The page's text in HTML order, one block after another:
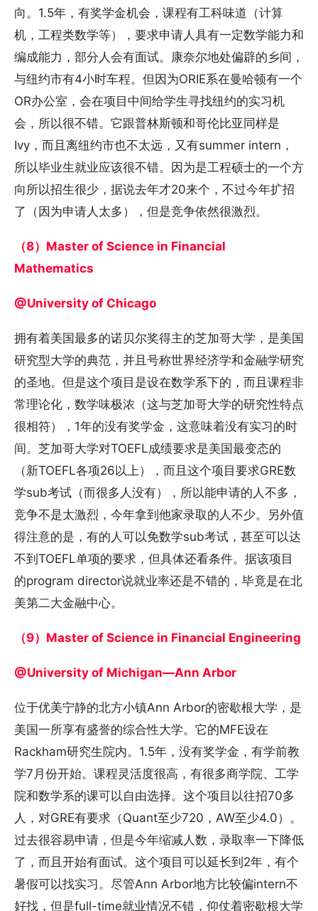
向。1.5年，有奖学金机会，课程有工科味道（计算
机，工程类数学等），要求申请人具有一定数学能力和
编成能力，部分人会有面试。康奈尔地处偏辟的乡间，
与纽约市有4小时车程。但因为ORIE系在曼哈顿有一个
OR办公室，会在项目中间给学生寻找纽约的实习机
会，所以很不错。它跟普林斯顿和哥伦比亚同样是
Ivy，而且离纽约市也不太远，又有summer intern，
所以毕业生就业应该很不错。因为是工程硕士的一个方
向所以招生很少，据说去年才20来个，不过今年扩招
了（因为申请人太多），但是竞争依然很激烈。
（8）Master of Science in Financial
Mathematics
@University of Chicago
拥有着美国最多的诺贝尔奖得主的芝加哥大学，是美国
研究型大学的典范，并且号称世界经济学和金融学研究
的圣地。但是这个项目是设在数学系下的，而且课程非
常理论化，数学味极浓（这与芝加哥大学的研究性特点
很相符），1年的没有奖学金，这意味着没有实习的时
间。芝加哥大学对TOEFL成绩要求是美国最变态的
（新TOEFL各项26以上），而且这个项目要求GRE数
学sub考试（而很多人没有），所以能申请的人不多，
竞争不是太激烈，今年拿到他家录取的人不少。另外值
得注意的是，有的人可以免数学sub考试，甚至可以达
不到TOEFL单项的要求，但具体还看条件。据该项目
的program director说就业率还是不错的，毕竟是在北
美第二大金融中心。
（9）Master of Science in Financial Engineering
@University of Michigan—Ann Arbor
位于优美宁静的北方小镇Ann Arbor的密歇根大学，是
美国一所享有盛誉的综合性大学。它的MFE设在
Rackham研究生院内。1.5年，没有奖学金，有学前教
学7月份开始。课程灵活度很高，有很多商学院、工学
院和数学系的课可以自由选择。这个项目以往招70多
人，对GRE有要求（Quant至少720，AW至少4.0）。
过去很容易申请，但是今年缩减人数，录取率一下降低
了，而且开始有面试。这个项目可以延长到2年，有个
暑假可以找实习。尽管Ann Arbor地方比较偏intern不
好找，但是full-time就业情况不错，仰仗着密歇根大学